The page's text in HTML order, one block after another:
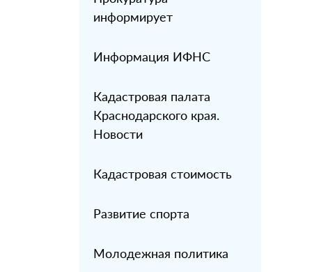
информирует
Информация ИФНС
Кадастровая палата
Краснодарского края.
Новости
Кадастровая стоимость
Развитие спорта
Молодежная политика